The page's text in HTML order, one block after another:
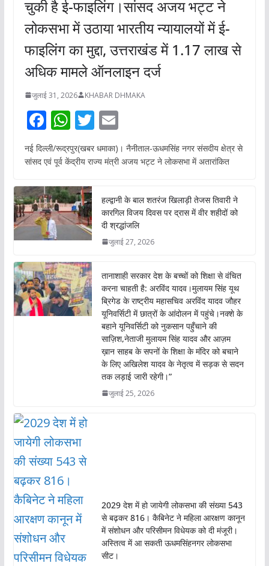
चुकी है ई-फाइलिंग।सांसद अजय भट्ट ने
लोकसभा में उठाया भारतीय न्यायालयों में ई-
फाइलिंग का मुद्दा, उत्तराखंड में 1.17 लाख से
अधिक मामले ऑनलाइन दर्ज
जुलाई 31, 2026 KHABAR DHMAKA
F
ac
e
o
o
k
W
h
at
A
p
p
T
w
itt
E
m
ai
नई दिल्ली/रूद्रपुर(खबर धमाका)। नैनीताल-ऊधमसिंह नगर संसदीय क्षेत्र से
सांसद एवं पूर्व केंद्रीय राज्य मंत्री अजय भट्ट ने लोकसभा में अतारांकित
हल्द्वानी के बाल शतरंज खिलाड़ी तेजस तिवारी ने
कारगिल विजय दिवस पर द्रास में वीर शहीदों को
दी श्रद्धांजलि
जुलाई 27, 2026
तानाशाही सरकार देश के बच्चों को शिक्षा से वंचित
करना चाहती है: अरविंद यादव।मुलायम सिंह यूथ
ब्रिगेड के राष्ट्रीय महासचिव अरविंद यादव जौहर
यूनिवर्सिटी में छात्रों के आंदोलन में पहुंचे।नक्शे के
बहाने यूनिवर्सिटी को नुकसान पहुँचाने की
साज़िश,नेताजी मुलायम सिंह यादव और आज़म
ख़ान साहब के सपनों के शिक्षा के मंदिर को बचाने
के लिए अखिलेश यादव के नेतृत्व में सड़क से सदन
तक लड़ाई जारी रहेगी।”
जुलाई 25, 2026
2029 देश में हो जायेगी लोकसभा की संख्या 543
से बढ़कर 816। कैबिनेट ने महिला आरक्षण कानून
में संशोधन और परिसीमन विधेयक को दी मंजूरी।
अस्तित्व में आ सकती ऊधमसिंहनगर लोकसभा
सीट।